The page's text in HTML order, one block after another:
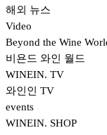
해외 뉴스
Video
Beyond the Wine
비욘드 와인 월드
WINEIN. TV
와인인 TV
events
WINEIN. SHOP